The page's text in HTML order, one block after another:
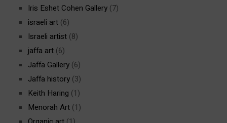
Iris Eshet Cohen Gallery (7)
israeli art (6)
Israeli artist (8)
jaffa art (6)
Jaffa Gallery (6)
Jaffa history (3)
Keith Haring (1)
Menorah Art (1)